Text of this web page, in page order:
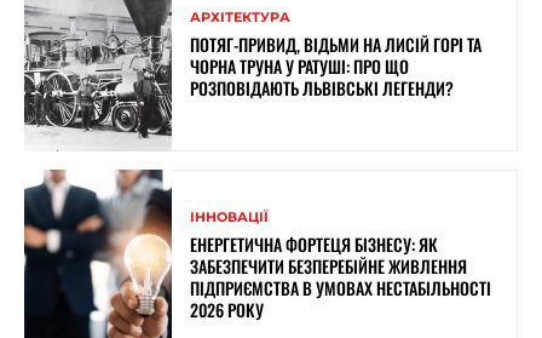
АРХІТЕКТУРА
ПОТЯГ-ПРИВИД, ВІДЬМИ НА ЛИСІЙ ГОРІ ТА
ЧОРНА ТРУНА У РАТУШІ: ПРО ЩО
РОЗПОВІДАЮТЬ ЛЬВІВСЬКІ ЛЕГЕНДИ?
ІННОВАЦІЇ
ЕНЕРГЕТИЧНА ФОРТЕЦЯ БІЗНЕСУ: ЯК
ЗАБЕЗПЕЧИТИ БЕЗПЕРЕБІЙНЕ ЖИВЛЕННЯ
ПІДПРИЄМСТВА В УМОВАХ НЕСТАБІЛЬНОСТІ
2026 РОКУ